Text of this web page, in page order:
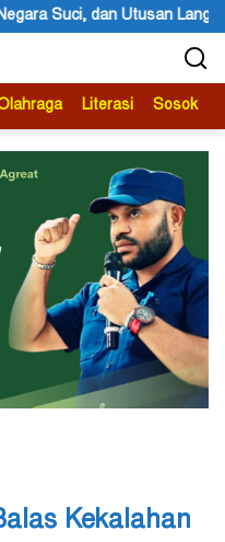
SMA Negeri 1 Dogiyai
Literasi Sosok
Kekalahan